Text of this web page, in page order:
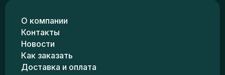
О компании
Контакты
Новости
Как заказать
Доставка и оплата